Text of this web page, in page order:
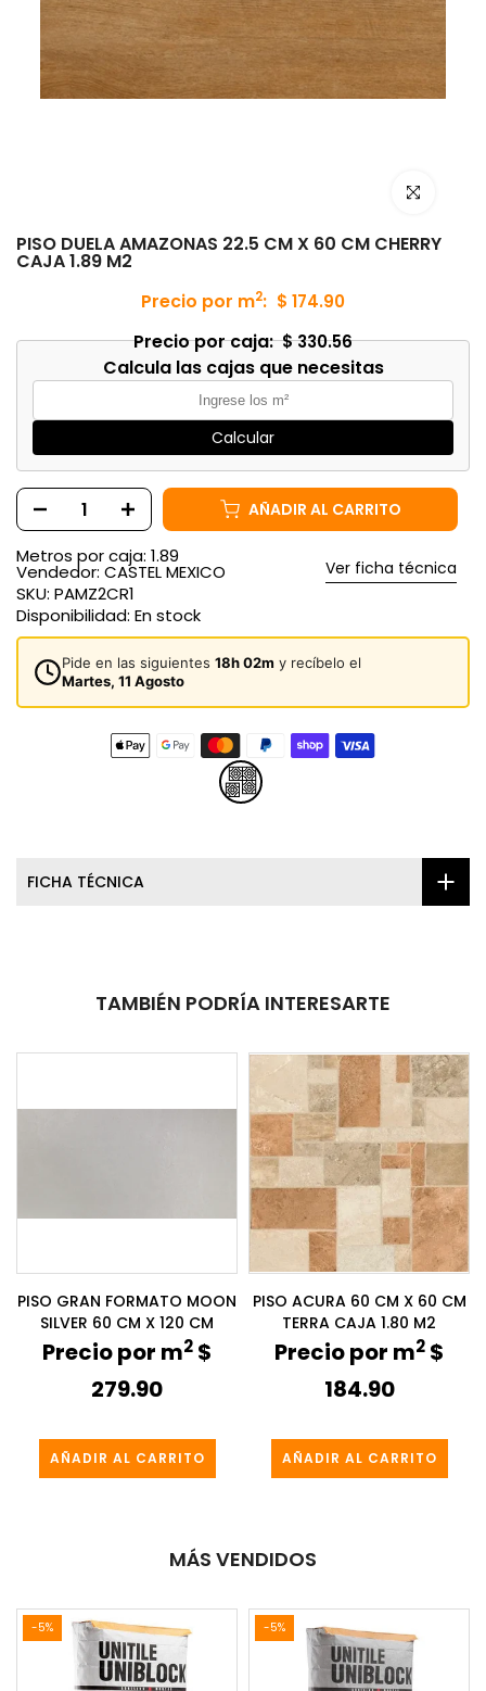
Haz clic
PISO DUELA AMAZONAS 22.5 CM X 60 CM CHERRY
CAJA 1.89 M2
Precio por m2: $ 174.90
Precio por caja: $ 330.56
Calcula las cajas que necesitas
Calcular
AÑADIR AL CARRITO
Ver ficha técnica
Metros por caja: 1.89
Vendedor: CASTEL MEXICO
SKU: PAMZ2CR1
Disponibilidad: En stock
Pide en las siguientes 18h 02m y recíbelo el
Martes, 11 Agosto
FICHA TÉCNICA
TAMBIÉN PODRÍA INTERESARTE
PISO GRAN FORMATO MOON
SILVER 60 CM X 120 CM
Precio por m2 $
279.90
AÑADIR AL CARRITO
PISO ACURA 60 CM X 60 CM
TERRA CAJA 1.80 M2
Precio por m2 $
184.90
AÑADIR AL CARRITO
MÁS VENDIDOS
-5% -5%